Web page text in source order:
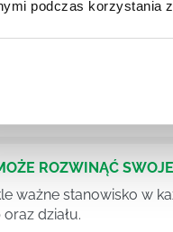
podczas korzystania z
MENEDŻERSKIE
z doskonale
w nim odpowiedniego
ROZWINĄĆ
ważne stanowisko w
działu.